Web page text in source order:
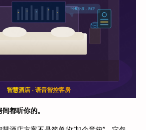
都听你的。